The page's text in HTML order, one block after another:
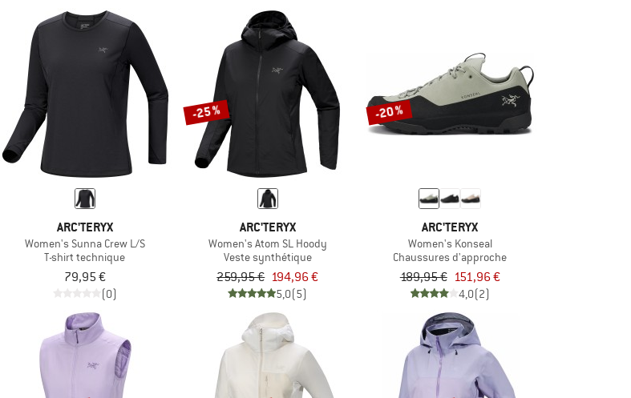
ARC'TERYX
Women's Sunna Crew L/S
T-shirt technique
79,95 €
(0)
-25 %
ARC'TERYX
Women's Atom SL Hoody
Veste synthétique
259,95 € 194,96 €
5,0(5)
-20 %
ARC'TERYX
Women's Konseal
Chaussures d'approche
189,95 € 151,96 €
4,0(2)